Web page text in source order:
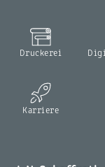
Druckerei
Karriere